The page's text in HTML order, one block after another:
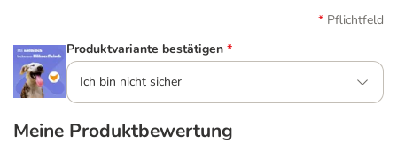
Pflichtfeld
Produktvariante bestätigen *
Ich bin nicht sicher
Meine Produktbewertung